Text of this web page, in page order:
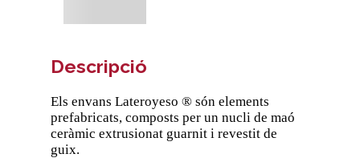
Descripció
Els envans Lateroyeso ® són elements
prefabricats, composts per un nucli de maó
ceràmic extrusionat guarnit i revestit de
guix.